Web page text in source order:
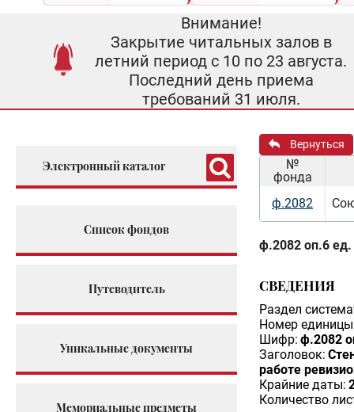
Внимание!
Закрытие читальных залов в
летний период с 10 по 23 августа.
Последний день приема
требований 31 июля.
Электронный каталог
Список фондов
Путеводитель
Уникальные документы
Мемориальные предметы
Вернуться
№
фонда
ф.2082
ф.2082 оп.6 ед.
СВЕДЕНИЯ
Раздел
Номер единицы
Шифр: ф.2082
Заголовок:
работе
Крайние даты:
Количество